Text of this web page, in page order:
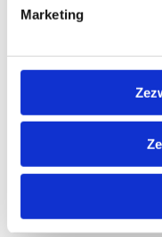
MarketingDevelop AI
AI - ARTIFICIAL
Develop AI